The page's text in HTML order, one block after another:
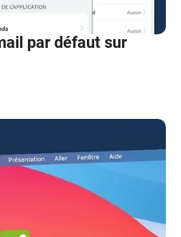
par défaut sur